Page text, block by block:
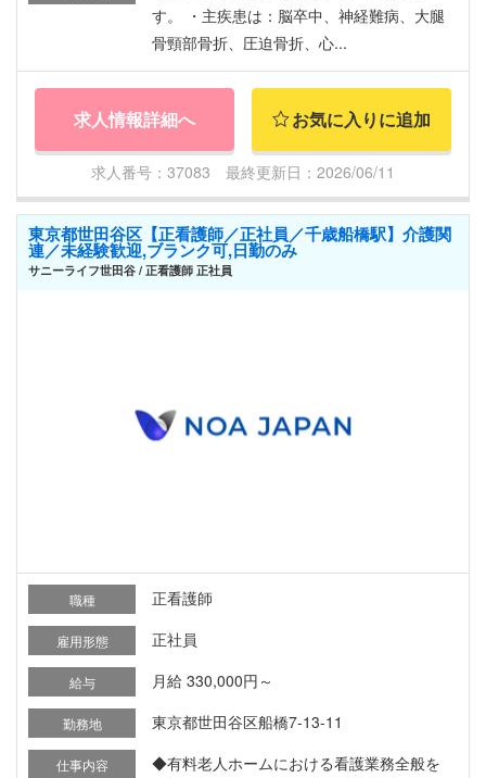
す。 ・主疾患は：脳卒中、神経難病、大腿
骨頸部骨折、圧迫骨折、心...
求人情報詳細へ お気に入りに追加
求人番号：37083 最終更新日：2026/06/11
東京都世田谷区【正看護師／正社員／千歳船橋駅】介護関
連／未経験歓迎,ブランク可,日勤のみ
サニーライフ世田谷 / 正看護師 正社員
職種 正看護師
雇用形態 正社員
給与 月給 330,000円～
勤務地 東京都世田谷区船橋7-13-11
仕事内容
◆有料老人ホームにおける看護業務全般を